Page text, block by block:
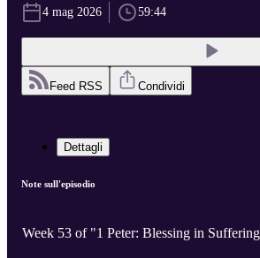
4 mag 2026 59:44
Feed RSS Condividi
Dettagli
Note sull'episodio
Week 53 of "1 Peter: Blessing in